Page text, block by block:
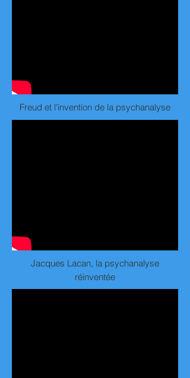
Freud et l'invention de la psychanalyse
Jacques Lacan, la psychanalyse
réinventée